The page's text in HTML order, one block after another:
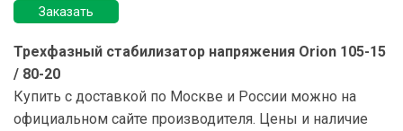
Заказать
Трехфазный стабилизатор напряжения Orion 105-15
/ 80-20
Купить с доставкой по Москве и России можно на
официальном сайте производителя. Цены и наличие